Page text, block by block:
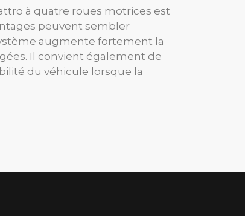
à quatre roues motrices est
peuvent sembler
augmente fortement la
Il convient également de
du véhicule lorsque la